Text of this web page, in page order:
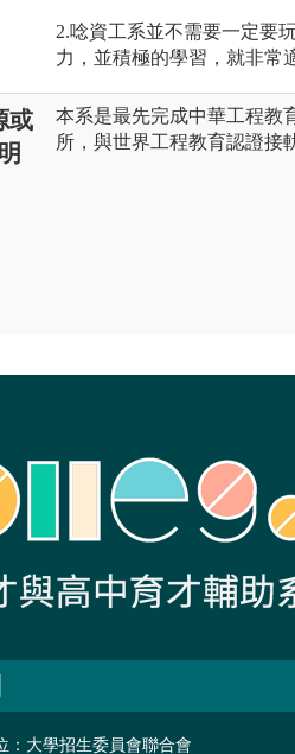
2.唸資工系並不需要一定要
力，並積極的學習，就非常
或
本系是最先完成中華工程教
所，與世界工程教育認證接
：大學招生委員會聯合會